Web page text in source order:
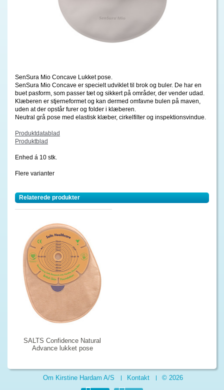
SenSura Mio Concave Lukket pose.
SenSura Mio Concave er specielt udviklet til brok og buler. De har en
buet pasform, som passer tæt og sikkert på områder, der vender udad.
Klæberen er stjerneformet og kan dermed omfavne bulen på maven,
uden at der opstår furer og folder i klæberen.
Neutral grå pose med elastisk klæber, cirkelfilter og inspektionsvindue.
Produktdatablad
Produktblad
Enhed á 10 stk.
Flere varianter
Relaterede produkter
SALTS Confidence Natural
Advance lukket pose
Om Kirstine Hardam A/S Kontakt © 2026